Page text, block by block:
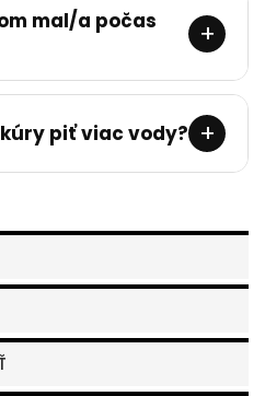
mal/a počas
+
piť viac vody? +